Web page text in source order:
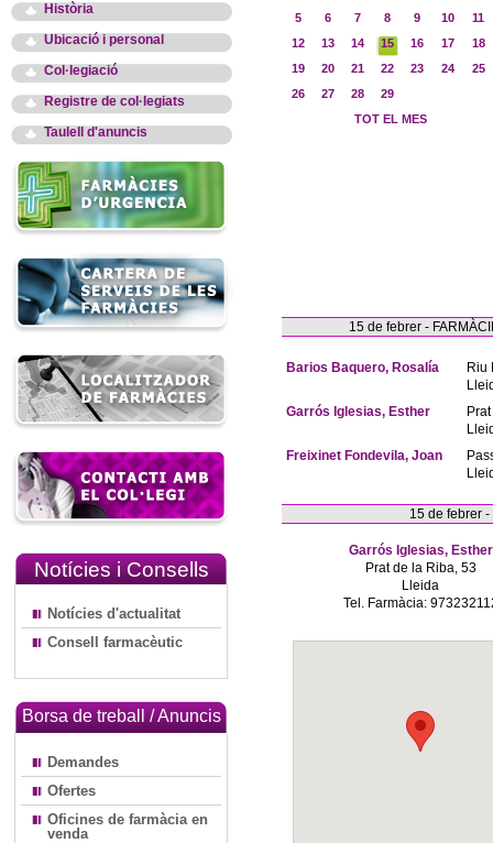
Història
Ubicació i personal
Col·legiació
Registre de col·legiats
Taulell d'anuncis
Notícies i Consells
Notícies d'actualitat
Consell farmacèutic
Borsa de treball / Anuncis
Demandes
Ofertes
Oficines de farmàcia en
venda
5
6 7 8 9 10
11
12
13 14 15 16 17
18
19
20 21 22 23 24
25
26
27 28
29
TOT EL MES
15 de febrer -
Barios Baquero, Rosalía
Riu
Garrós Iglesias, Esther
Freixinet Fondevila, Joan
15 de febrer
Garrós Iglesias, Esther
Prat de la Riba, 53
Lleida
Tel. Farmàcia: